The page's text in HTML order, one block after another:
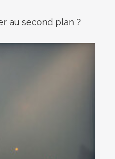
au second plan ?